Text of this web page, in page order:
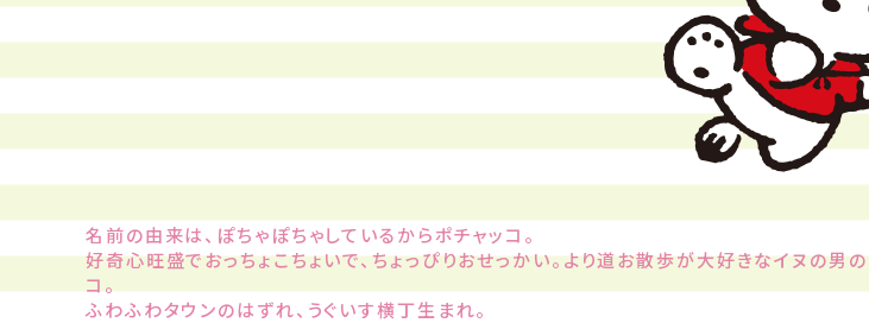
名前の由来は、ぽちゃぽちゃしているからポチャッコ。
好奇心旺盛でおっちょこちょいで、ちょっぴりおせっかい。より道お散歩が大好きなイヌの男の
コ。
ふわふわタウンのはずれ、うぐいす横丁生まれ。